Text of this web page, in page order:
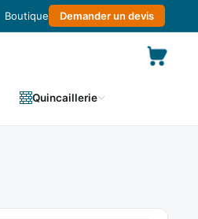
Boutique Demander un devis
Quincaillerie